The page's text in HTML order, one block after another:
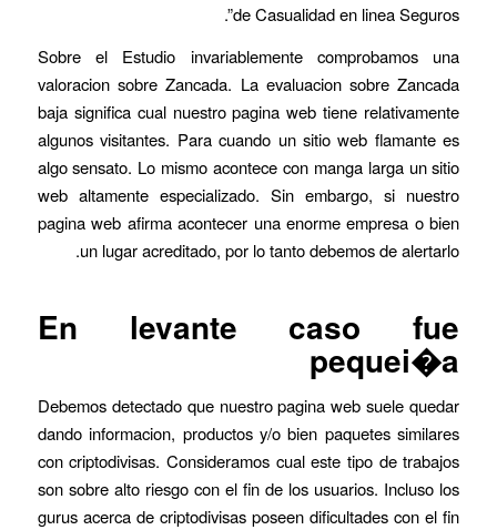
de Casualidad en linea Seguros”.
Sobre el Estudio invariablemente comprobamos una
valoracion sobre Zancada. La evaluacion sobre Zancada
baja significa cual nuestro pagina web tiene relativamente
algunos visitantes. Para cuando un sitio web flamante es
algo sensato. Lo mismo acontece con manga larga un sitio
web altamente especializado. Sin embargo, si nuestro
pagina web afirma acontecer una enorme empresa o bien
un lugar acreditado, por lo tanto debemos de alertarlo.
En levante caso fue
pequei�a
Debemos detectado que nuestro pagina web suele quedar
dando informacion, productos y/o bien paquetes similares
con criptodivisas. Consideramos cual este tipo de trabajos
son sobre alto riesgo con el fin de los usuarios. Incluso los
gurus acerca de criptodivisas poseen dificultades con el fin